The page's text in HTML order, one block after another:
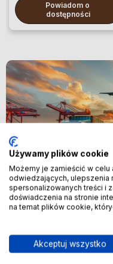
Powiadom o
dostępności
Nowość
🚢 Bezpośredni
Używamy plików cookie
Możemy je zamieścić w
odwiedzających, ulepszenia
spersonalizowanych treści i
doświadczenia na stronie
na temat plików cookie,
Akceptuj wszystko